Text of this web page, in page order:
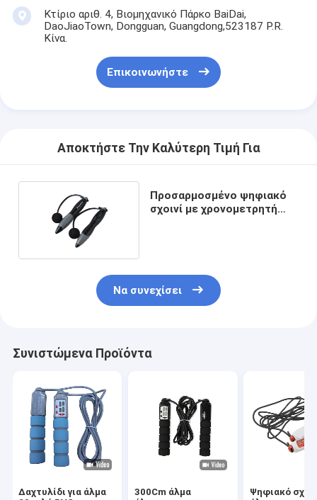
Κτίριο αριθ. 4, Βιομηχανικό Πάρκο BaiDai,
DaoJiaoTown, Dongguan, Guangdong,523187 P.R.
Κίνα.
Επικοινωνήστε
Αποκτήστε Την Καλύτερη Τιμή Για
Προσαρμοσμένο ψηφιακό
σχοινί με χρονομετρητή
Να συνεχίσει
Συνιστώμενα Προϊόντα
Δαχτυλίδι για άλμα
300Cm άλμα
Ψηφιακό